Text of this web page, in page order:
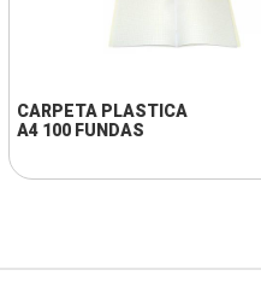
CARPETA PLASTICA
A4 100 FUNDAS